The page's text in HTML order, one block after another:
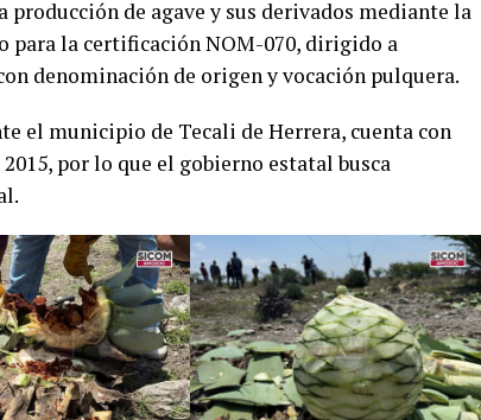
producción de agave y sus derivados mediante la
para la certificación NOM-070, dirigido a
denominación de origen y vocación pulquera.
el municipio de Tecali de Herrera, cuenta con
por lo que el gobierno estatal busca